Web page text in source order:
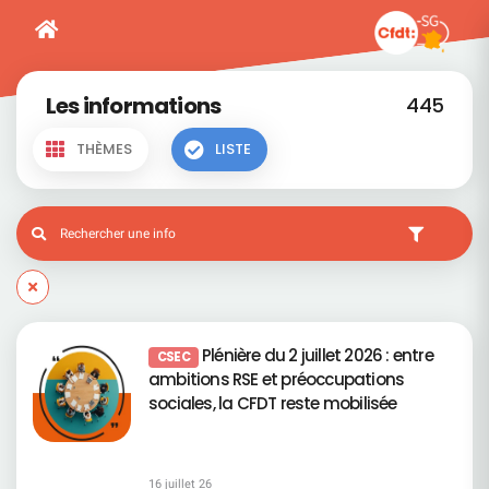
Les informations 445
THÈMES LISTE
CSEC Plénière du 2 juillet 2026 : entre
ambitions RSE et préoccupations
sociales, la CFDT reste mobilisée
16 juillet 26